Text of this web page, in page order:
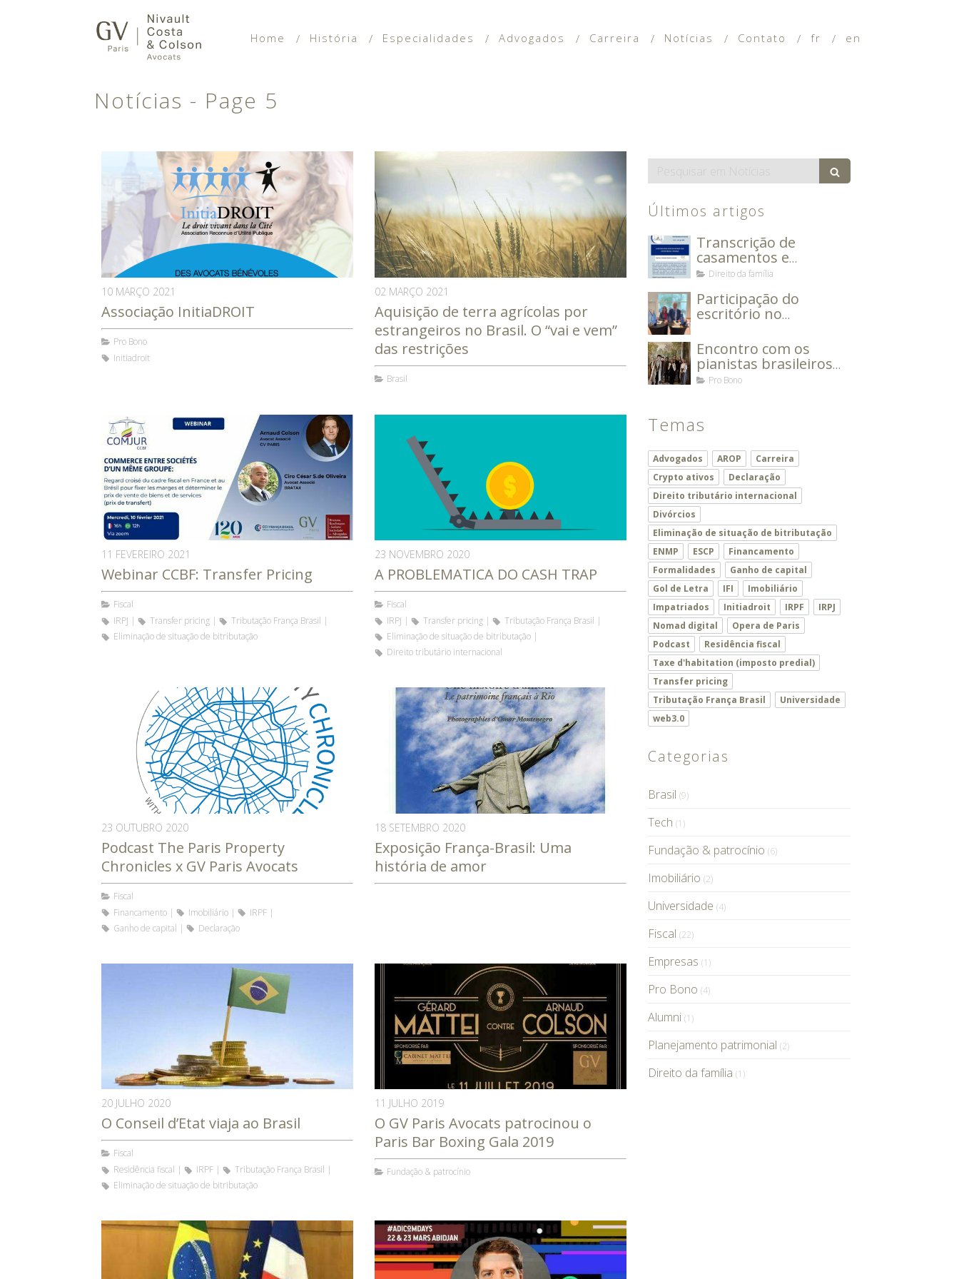
Home História Especialidades Advogados Carreira Notícias Contato fr en
Notícias - Page 5
10 MARÇO 2021
Associação InitiaDROIT
Pro Bono
Initiadroit
02 MARÇO 2021
Aquisição de terra agrícolas por
estrangeiros no Brasil. O “vai e vem”
das restrições
Brasil
11 FEVEREIRO 2021
Webinar CCBF: Transfer Pricing
Fiscal
IRPJ
Transfer pricing
Tributação França Brasil
Eliminação de situação de bitributação
23 NOVEMBRO 2020
A PROBLEMATICA DO CASH TRAP
Fiscal
IRPJ
Transfer pricing
Tributação França Brasil
Eliminação de situação de bitributação
Direito tributário internacional
23 OUTUBRO 2020
Podcast The Paris Property
Chronicles x GV Paris Avocats
Fiscal
Financamento
Imobiliário
IRPF
Ganho de capital
Declaração
18 SETEMBRO 2020
Exposição França-Brasil: Uma
história de amor
20 JULHO 2020
O Conseil d’Etat viaja ao Brasil
Fiscal
Residência fiscal
IRPF
Tributação França Brasil
Eliminação de situação de bitributação
11 JULHO 2019
O GV Paris Avocats patrocinou o
Paris Bar Boxing Gala 2019
Fundação & patrocínio
Últimos artigos
Transcrição de
casamentos e
divórcios entre o Brasil
Direito da família
Participação do
escritório no
Associação dos
Advogados Europeus.
Encontro com os
pianistas brasileiros
da Ecole Normale de
Pro Bono
Temas
Advogados AROP
Carreira
Crypto ativos
Declaração
Direito tributário internacional
Divórcios
Eliminação de situação de bitributação
ENMP
ESCP
Financamento
Formalidades
Ganho de capital
Gol de Letra
IFI
Imobiliário
Impatriados
Initiadroit IRPF
IRPJ
Nomad digital
Opera de Paris
Podcast
Residência fiscal
Taxe d'habitation (imposto predial)
Transfer pricing
Tributação França Brasil
Universidade
web3.0
Categorias
Brasil (9)
Tech (1)
Fundação & patrocínio (6)
Imobiliário (2)
Universidade (4)
Fiscal (22)
Empresas (1)
Pro Bono (4)
Alumni (1)
Planejamento patrimonial (2)
Direito da família (1)